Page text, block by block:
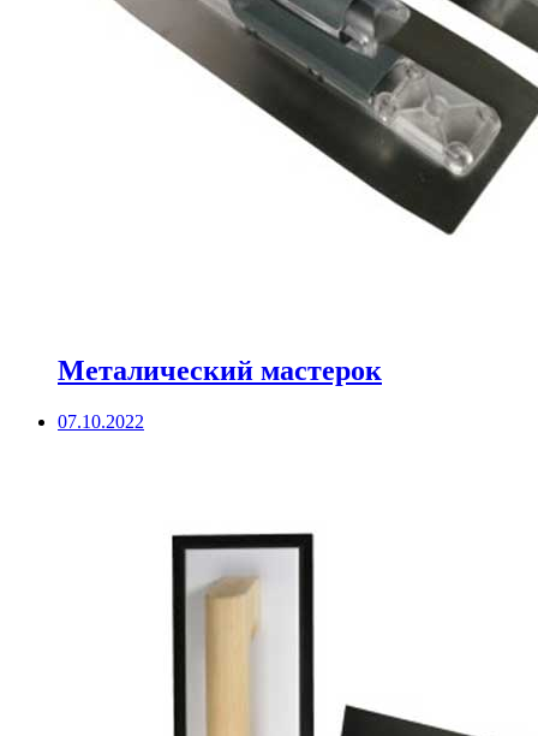
Металический мастерок
07.10.2022